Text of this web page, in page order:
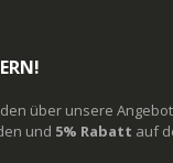
über unsere
und 5% Rabatt auf